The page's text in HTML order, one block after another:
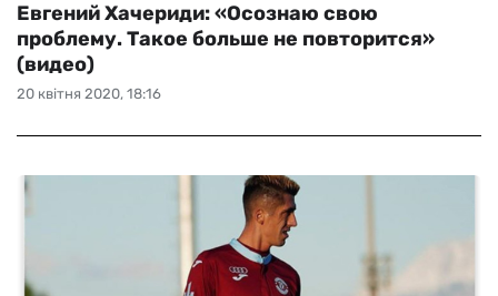
20 квітня 2020, 18:16
Евгений Хачериди: «Осознаю свою
проблему. Такое больше не повторится»
(видео)